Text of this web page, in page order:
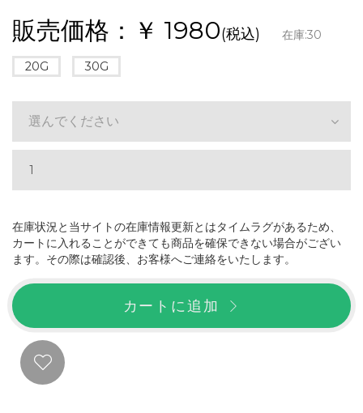
販売価格：￥ 1980(税込) 在庫:30
20G 30G
選んでください
在庫状況と当サイトの在庫情報更新とはタイムラグがあるため、
カートに入れることができても商品を確保できない場合がござい
ます。その際は確認後、お客様へご連絡をいたします。
カートに追加